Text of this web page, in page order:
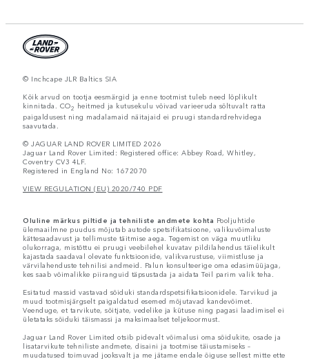
© Inchcape JLR Baltics SIA
Kõik arvud on tootja eesmärgid ja enne tootmist tuleb need lõplikult
kinnitada. CO2 heitmed ja kutusekulu võivad varieeruda sõltuvalt ratta
paigaldusest ning madalamaid näitajaid ei pruugi standardrehvidega
saavutada.
© JAGUAR LAND ROVER LIMITED 2026
Jaguar Land Rover Limited: Registered office: Abbey Road, Whitley,
Coventry CV3 4LF.
Registered in England No: 1672070
VIEW REGULATION (EU) 2020/740 PDF
Oluline märkus piltide ja tehniliste andmete kohta Pooljuhtide
ülemaailmne puudus mõjutab autode spetsifikatsioone, valikuvõimaluste
kättesaadavust ja tellimuste täitmise aega. Tegemist on väga muutliku
olukorraga, mistõttu ei pruugi veebilehel kuvatav pildilahendus täielikult
kajastada saadaval olevate funktsioonide, valikvarustuse, viimistluse ja
värvilahenduste tehnilisi andmeid. Palun konsulteerige oma edasimüüjaga,
kes saab võimalikke piiranguid täpsustada ja aidata Teil parim valik teha.
Esitatud massid vastavad sõiduki standardspetsifikatsioonidele. Tarvikud ja
muud tootmisjärgselt paigaldatud esemed mõjutavad kandevõimet.
Veenduge, et tarvikute, sõitjate, vedelike ja kütuse ning pagasi laadimisel ei
ületataks sõiduki täismassi ja maksimaalset teljekoormust.
Jaguar Land Rover Limited otsib pidevalt võimalusi oma sõidukite, osade ja
lisatarvikute tehniliste andmete, disaini ja tootmise täiustamiseks –
muudatused toimuvad jooksvalt ja me jätame endale õiguse sellest mitte ette